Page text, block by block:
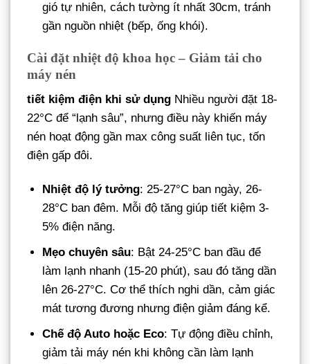
gió tự nhiên, cách tường ít nhất 30cm, tránh
gần nguồn nhiệt (bếp, ống khói).
Cài đặt nhiệt độ khoa học – Giảm tải cho
máy nén
tiết kiệm điện khi sử dụng Nhiều người đặt 18-
22°C để “lạnh sâu”, nhưng điều này khiến máy
nén hoạt động gần max công suất liên tục, tốn
điện gấp đôi.
Nhiệt độ lý tưởng: 25-27°C ban ngày, 26-
28°C ban đêm. Mỗi độ tăng giúp tiết kiệm 3-
5% điện năng.
Mẹo chuyên sâu: Bật 24-25°C ban đầu để
làm lạnh nhanh (15-20 phút), sau đó tăng dần
lên 26-27°C. Cơ thể thích nghi dần, cảm giác
mát tương đương nhưng điện giảm đáng kể.
Chế độ Auto hoặc Eco: Tự động điều chỉnh,
giảm tải máy nén khi không cần làm lạnh